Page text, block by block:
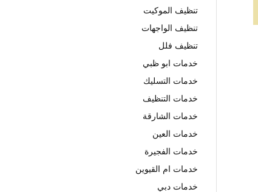
تنظيف الموكيت
تنظيف الواجهات
تنظيف فلل
خدمات ابو ظبي
خدمات التسليك
خدمات التنظيف
خدمات الشارقة
خدمات العين
خدمات الفجيرة
خدمات ام القيوين
خدمات دبي